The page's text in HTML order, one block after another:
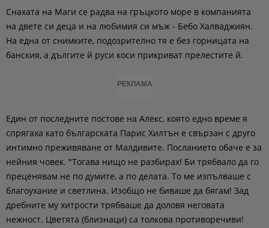
Снахата на Маги се радва на гръцкото море в компанията
на двете си деца и на любимия си мъж - Бебо Халваджиян.
На една от снимките, подозрително тя е без горницата на
банския, а дългите й руси коси прикриват прелестите й.
РЕКЛАМА
Един от последните постове на Алекс, която едно време я
спрягаха като българската Парис Хилтън е свързан с друго
интимно преживяване от Малдивите. Посланието обаче е за
нейния човек. "Тогава нищо не разбирах! Би трябвало да го
преценявам не по думите, а по делата. То ме изпълваше с
благоухание и светлина. Изобщо не биваше да бягам! Зад
дребните му хитрости трябваше да доловя неговата
нежност. Цветята (близнаци) са толкова противоречиви!